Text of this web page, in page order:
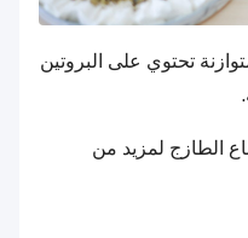
تحتوي على البروتين
الطازج لمزيد من